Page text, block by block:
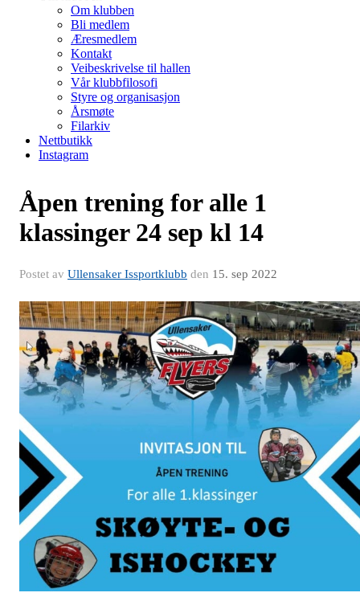
Om klubben
Bli medlem
Æresmedlem
Kontakt
Veibeskrivelse til hallen
Vår klubbfilosofi
Styre og organisasjon
Årsmøte
Filarkiv
Nettbutikk
Instagram
Åpen trening for alle 1
klassinger 24 sep kl 14
Postet av Ullensaker Issportklubb den 15. sep 2022